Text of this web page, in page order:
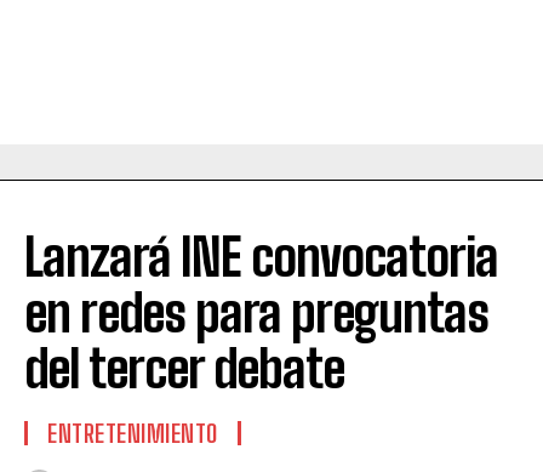
Lanzará INE convocatoria
en redes para preguntas
del tercer debate
ENTRETENIMIENTO